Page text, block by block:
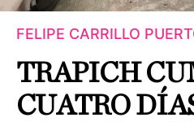
FELIPE CARRILLO
TRAPICH
CUATRO